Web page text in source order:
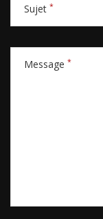
Sujet *
Message *